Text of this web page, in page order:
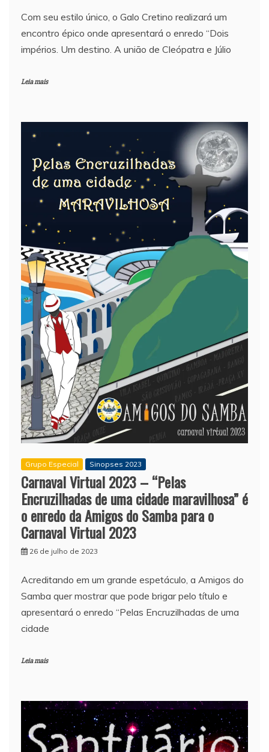
Com seu estilo único, o Galo Cretino realizará um
encontro épico onde apresentará o enredo “Dois
impérios. Um destino. A união de Cleópatra e Júlio
Leia mais
Grupo Especial Sinopses 2023
Carnaval Virtual 2023 – “Pelas
Encruzilhadas de uma cidade maravilhosa” é
o enredo da Amigos do Samba para o
Carnaval Virtual 2023
26 de julho de 2023
Acreditando em um grande espetáculo, a Amigos do
Samba quer mostrar que pode brigar pelo título e
apresentará o enredo “Pelas Encruzilhadas de uma
cidade
Leia mais